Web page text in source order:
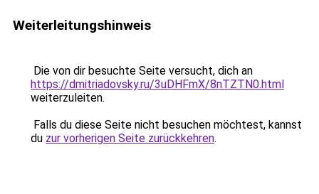
Weiterleitungshinweis
Die von dir besuchte Seite versucht, dich an
https://dmitriadovsky.ru/3uDHFmX/8nTZTN0.html
weiterzuleiten.
Falls du diese Seite nicht besuchen möchtest, kannst
du zur vorherigen Seite zurückkehren.